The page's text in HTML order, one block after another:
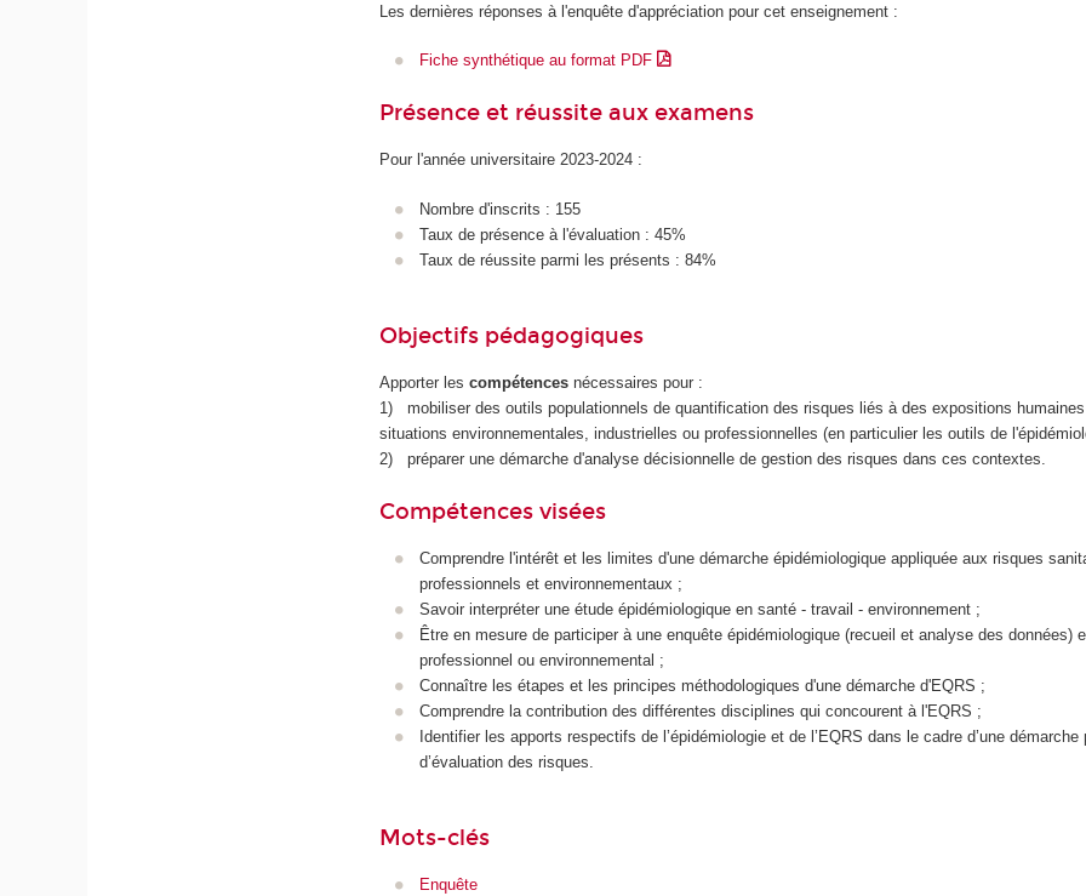
Les dernières réponses à l'enquête d'appréciation pour cet enseignement :
Fiche synthétique au format PDF
Présence et réussite aux examens
Pour l'année universitaire 2023-2024 :
Nombre d'inscrits : 155
Taux de présence à l'évaluation : 45%
Taux de réussite parmi les présents : 84%
Objectifs pédagogiques
Apporter lescompétences nécessaires pour :
1) mobiliser des outils populationnels de quantification des risques liés à des expositions
situations environnementales, industrielles ou professionnelles (en particulier les outils de
2) préparer une démarche d'analyse décisionnelle de gestion des risques dans ces contextes.
Compétences visées
Comprendre l'intérêt et les limites d'une démarche épidémiologique appliquée aux risques
professionnels et environnementaux ;
Savoir interpréter une étude épidémiologique en santé - travail - environnement ;
Être en mesure de participer à une enquête épidémiologique (recueil et analyse des données)
professionnel ou environnemental ;
Connaître les étapes et les principes méthodologiques d'une démarche d'EQRS ;
Comprendre la contribution des différentes disciplines qui concourent à l'EQRS ;
Identifier les apports respectifs de l’épidémiologie et de l’EQRS dans le cadre d’une démarche
d’évaluation des risques.
Mots-clés
Enquête